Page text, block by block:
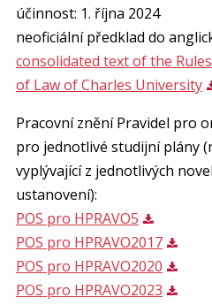
účinnost: 1. října 2024
neoficiální předklad do
consolidated text of the
of Law of Charles University
Pracovní znění Pravidel pro
pro jednotlivé studijní plány
vyplývající z jednotlivých
ustanovení):
POS pro HPRAVO5
POS pro HPRAVO2017
POS pro HPRAVO2020
POS pro HPRAVO2023